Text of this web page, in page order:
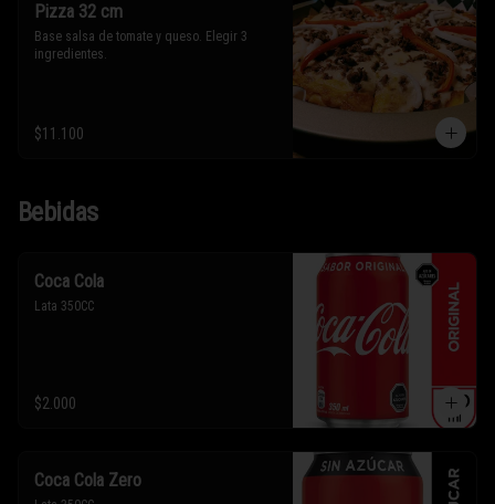
Pizza 32 cm
Base salsa de tomate y queso. Elegir 3
ingredientes.
$11.100
Bebidas
Coca Cola
Lata 350CC
$2.000
Coca Cola Zero